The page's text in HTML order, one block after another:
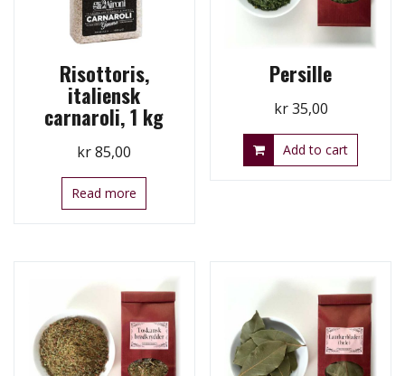
Risottoris,
italiensk
carnaroli, 1 kg
kr85,00
Read more
Persille
kr35,00
Add to cart